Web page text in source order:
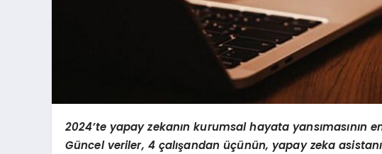
2024’te yapay zekanın kurumsal hayata yansımasının
Güncel veriler, 4 çalışandan üçünün, yapay zeka